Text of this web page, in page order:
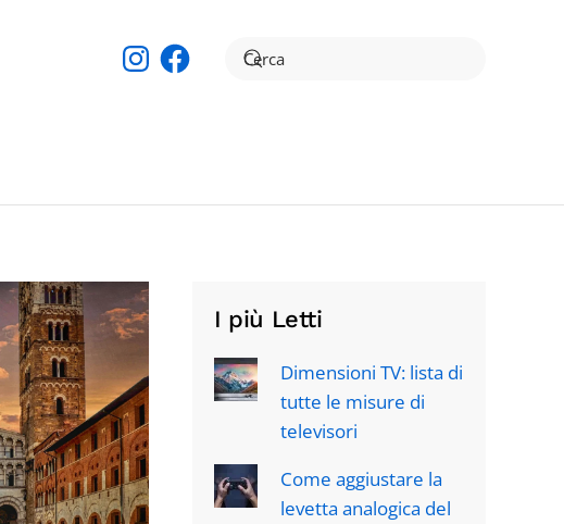
InstagramFacebook
I più Letti
Dimensioni TV: lista di
tutte le misure di
televisori
Come aggiustare la
levetta analogica del